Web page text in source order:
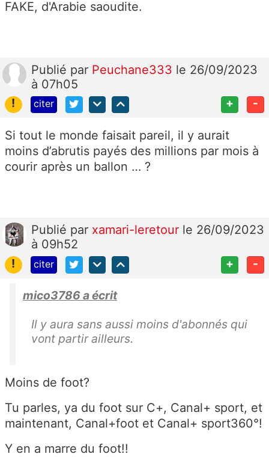
FAKE, d'Arabie saoudite.
Publié par Peuchane333 le 26/09/2023
à 07h05
!
citer + -
Si tout le monde faisait pareil, il y aurait
moins d’abrutis payés des millions par mois à
courir après un ballon … ?
Publié par xamari-leretour le 26/09/2023
à 09h52
!
citer + -
mico3786 a écrit
Il y aura sans aussi moins d'abonnés qui
vont partir ailleurs.
Moins de foot?
Tu parles, ya du foot sur C+, Canal+ sport, et
maintenant, Canal+foot et Canal+ sport360°!
Y en a marre du foot!!